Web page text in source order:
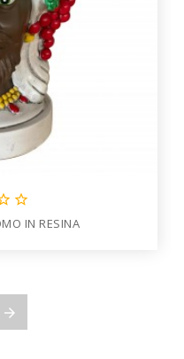

IN RESINA
